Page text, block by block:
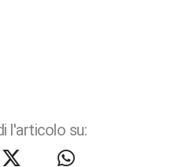
l'articolo su: